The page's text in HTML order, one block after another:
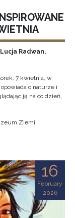
Radwan,
7 kwietnia, w
o naturze i
ją na co dzień,
Ziemi
16
February
2026